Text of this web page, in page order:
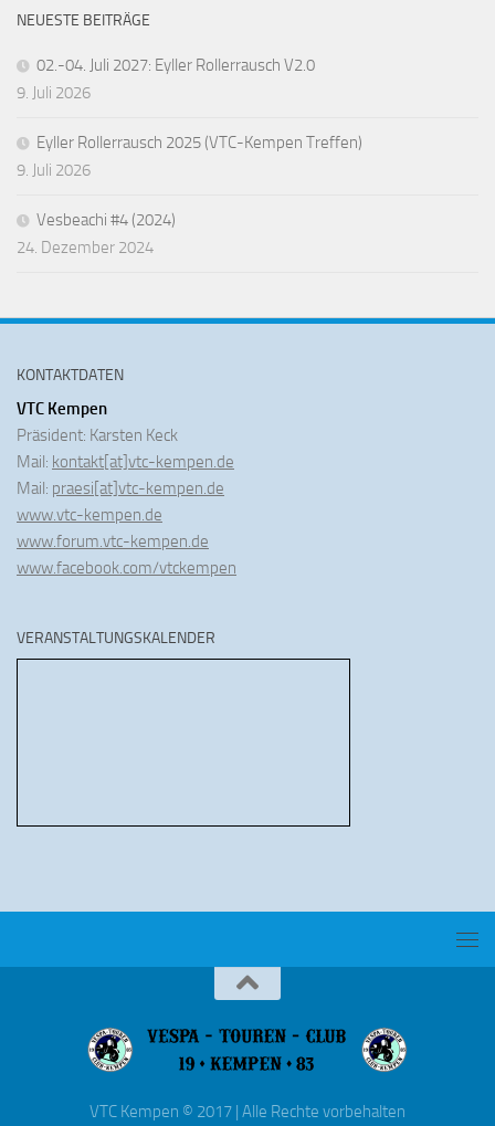
NEUESTE BEITRÄGE
02.-04. Juli 2027: Eyller Rollerrausch V2.0
9. Juli 2026
Eyller Rollerrausch 2025 (VTC-Kempen Treffen)
9. Juli 2026
Vesbeachi #4 (2024)
24. Dezember 2024
KONTAKTDATEN
VTC Kempen
Präsident: Karsten Keck
Mail: kontakt[at]vtc-kempen.de
Mail: praesi[at]vtc-kempen.de
www.vtc-kempen.de
www.forum.vtc-kempen.de
www.facebook.com/vtckempen
VERANSTALTUNGSKALENDER
VTC Kempen © 2017 | Alle Rechte vorbehalten